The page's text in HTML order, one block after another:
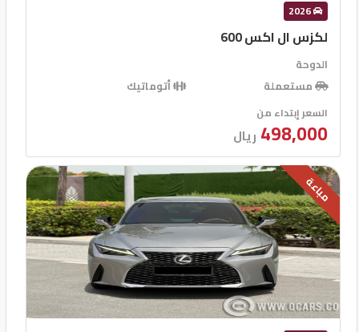
2026
لكزس ال اكس 600
الدوحة
مستعملة
أتوماتيك
السعر إبتداء من
498,000 ريال
مباعة